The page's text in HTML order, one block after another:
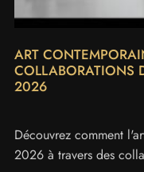
ART
COLLABORATIONS
2026
Découvrez comment
2026 à travers des